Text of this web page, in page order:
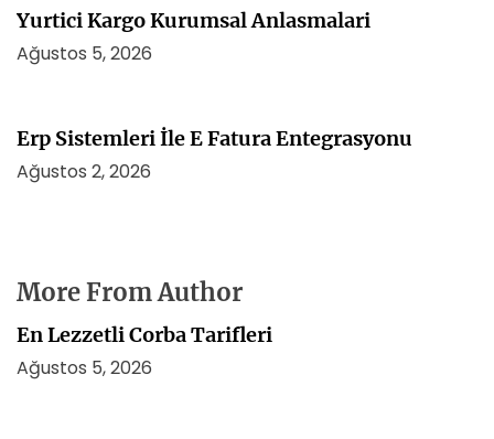
Yurtici Kargo Kurumsal Anlasmalari
Ağustos 5, 2026
Erp Sistemleri İle E Fatura Entegrasyonu
Ağustos 2, 2026
More From Author
En Lezzetli Corba Tarifleri
Ağustos 5, 2026